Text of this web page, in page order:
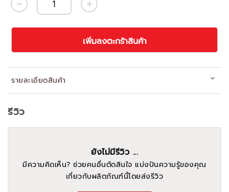
เพิ่มลงตะกร้าสินค้า
รายละเอียดสินค้า
รีวิว
ยังไม่มีรีวิว ...
มีความคิดเห็น? ช่วยคนอื่นตัดสินใจ แบ่งปันความรู้ของคุณ
เกี่ยวกับผลิตภัณฑ์นี้โดยส่งรีวิว